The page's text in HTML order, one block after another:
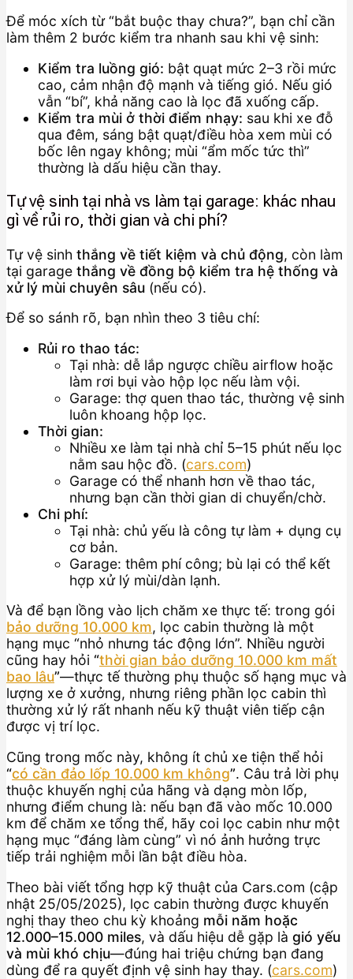
Để móc xích từ “bắt buộc thay chưa?”, bạn chỉ cần
làm thêm 2 bước kiểm tra nhanh sau khi vệ sinh:
Kiểm tra luồng gió: bật quạt mức 2–3 rồi mức
cao, cảm nhận độ mạnh và tiếng gió. Nếu gió
vẫn “bí”, khả năng cao là lọc đã xuống cấp.
Kiểm tra mùi ở thời điểm nhạy: sau khi xe đỗ
qua đêm, sáng bật quạt/điều hòa xem mùi có
bốc lên ngay không; mùi “ẩm mốc tức thì”
thường là dấu hiệu cần thay.
Tự vệ sinh tại nhà vs làm tại garage: khác nhau
gì về rủi ro, thời gian và chi phí?
Tự vệ sinh thắng về tiết kiệm và chủ động, còn làm
tại garage thắng về đồng bộ kiểm tra hệ thống và
xử lý mùi chuyên sâu (nếu có).
Để so sánh rõ, bạn nhìn theo 3 tiêu chí:
Rủi ro thao tác:
Tại nhà: dễ lắp ngược chiều airflow hoặc
làm rơi bụi vào hộp lọc nếu làm vội.
Garage: thợ quen thao tác, thường vệ sinh
luôn khoang hộp lọc.
Thời gian:
Nhiều xe làm tại nhà chỉ 5–15 phút nếu lọc
nằm sau hộc đồ. (cars.com)
Garage có thể nhanh hơn về thao tác,
nhưng bạn cần thời gian di chuyển/chờ.
Chi phí:
Tại nhà: chủ yếu là công tự làm + dụng cụ
cơ bản.
Garage: thêm phí công; bù lại có thể kết
hợp xử lý mùi/dàn lạnh.
Và để bạn lồng vào lịch chăm xe thực tế: trong gói
bảo dưỡng 10.000 km, lọc cabin thường là một
hạng mục “nhỏ nhưng tác động lớn”. Nhiều người
cũng hay hỏi “thời gian bảo dưỡng 10.000 km mất
bao lâu”—thực tế thường phụ thuộc số hạng mục và
lượng xe ở xưởng, nhưng riêng phần lọc cabin thì
thường xử lý rất nhanh nếu kỹ thuật viên tiếp cận
được vị trí lọc.
Cũng trong mốc này, không ít chủ xe tiện thể hỏi
“có cần đảo lốp 10.000 km không”. Câu trả lời phụ
thuộc khuyến nghị của hãng và dạng mòn lốp,
nhưng điểm chung là: nếu bạn đã vào mốc 10.000
km để chăm xe tổng thể, hãy coi lọc cabin như một
hạng mục “đáng làm cùng” vì nó ảnh hưởng trực
tiếp trải nghiệm mỗi lần bật điều hòa.
Theo bài viết tổng hợp kỹ thuật của Cars.com (cập
nhật 25/05/2025), lọc cabin thường được khuyến
nghị thay theo chu kỳ khoảng mỗi năm hoặc
12.000–15.000 miles, và dấu hiệu dễ gặp là gió yếu
và mùi khó chịu—đúng hai triệu chứng bạn đang
dùng để ra quyết định vệ sinh hay thay. (cars.com)